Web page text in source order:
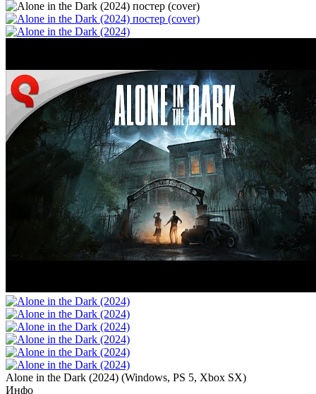
Alone in the Dark (2024) (Windows, PS 5, Xbox SX)
Инфо